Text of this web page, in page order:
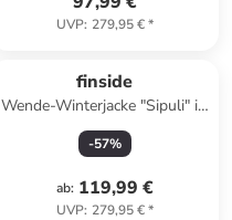
UVP: 279,95 €*
finside
Wende-Winterjacke "Sipuli" in
Grün/ Blau
-57%
ab: 119,99 €
UVP: 279,95 €*